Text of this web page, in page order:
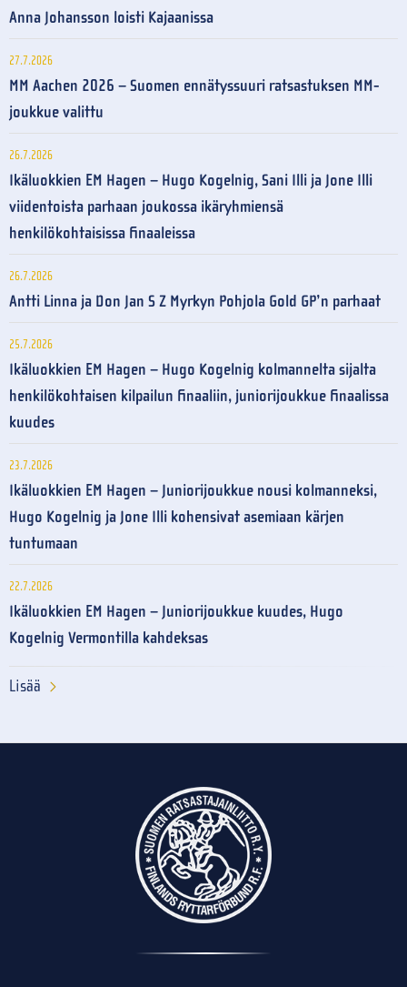
Anna Johansson loisti Kajaanissa
27.7.2026
MM Aachen 2026 – Suomen ennätyssuuri ratsastuksen MM-
joukkue valittu
26.7.2026
Ikäluokkien EM Hagen – Hugo Kogelnig, Sani Illi ja Jone Illi
viidentoista parhaan joukossa ikäryhmiensä
henkilökohtaisissa finaaleissa
26.7.2026
Antti Linna ja Don Jan S Z Myrkyn Pohjola Gold GP’n parhaat
25.7.2026
Ikäluokkien EM Hagen – Hugo Kogelnig kolmannelta sijalta
henkilökohtaisen kilpailun finaaliin, juniorijoukkue finaalissa
kuudes
23.7.2026
Ikäluokkien EM Hagen – Juniorijoukkue nousi kolmanneksi,
Hugo Kogelnig ja Jone Illi kohensivat asemiaan kärjen
tuntumaan
22.7.2026
Ikäluokkien EM Hagen – Juniorijoukkue kuudes, Hugo
Kogelnig Vermontilla kahdeksas
Lisää